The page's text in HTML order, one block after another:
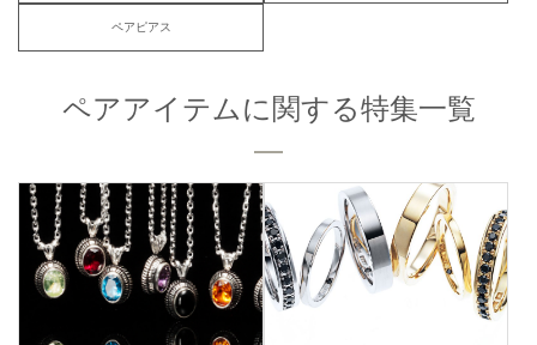
ペアピアス
ペアアイテムに関する特集一覧